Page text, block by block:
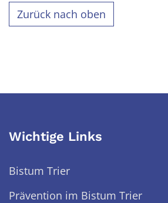
Zurück nach oben
Wichtige Links
Bistum Trier
Prävention im Bistum Trier